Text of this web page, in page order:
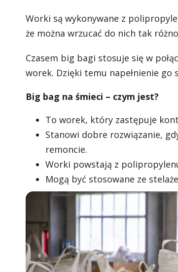
Worki są wykonywane z
że można wrzucać do nich tak
Czasem big bagi stosuje się w
worek. Dzięki temu napełnienie go
Big bag na śmieci – czym jest?
To worek, który zastępuje
Stanowi dobre rozwiązanie,
remoncie.
Worki powstają z
Mogą być stosowane ze